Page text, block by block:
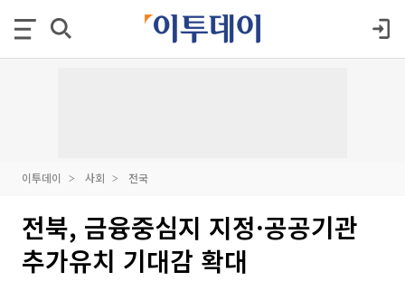
이투데이 사회 전국
전북, 금융중심지 지정·공공기관
추가유치 기대감 확대